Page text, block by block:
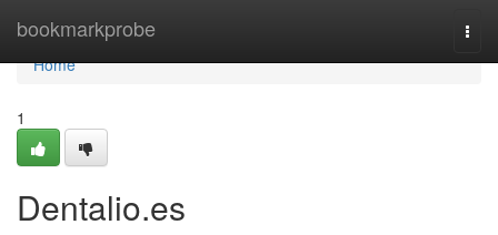
bookmarkprobe
Home
Home
1
Dentalio.es